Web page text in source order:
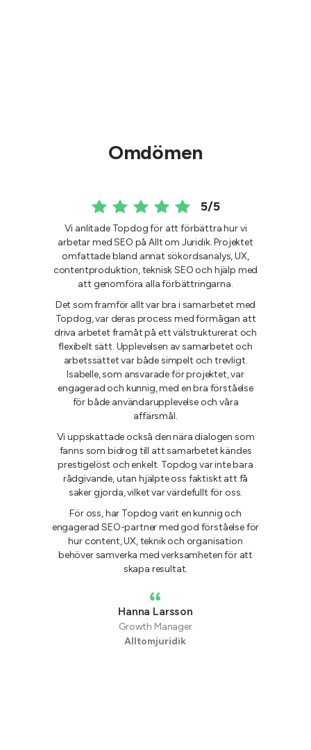
Omdömen
5/5
Vi anlitade Topdog för att förbättra hur vi
arbetar med SEO på Allt om Juridik. Projektet
omfattade bland annat sökordsanalys, UX,
contentproduktion, teknisk SEO och hjälp med
att genomföra alla förbättringarna.
Det som framför allt var bra i samarbetet med
Topdog, var deras process med förmågan att
driva arbetet framåt på ett välstrukturerat och
flexibelt sätt. Upplevelsen av samarbetet och
arbetssättet var både simpelt och trevligt.
Isabelle, som ansvarade för projektet, var
engagerad och kunnig, med en bra förståelse
för både användarupplevelse och våra
affärsmål.
Vi uppskattade också den nära dialogen som
fanns som bidrog till att samarbetet kändes
prestigelöst och enkelt. Topdog var inte bara
rådgivande, utan hjälpte oss faktiskt att få
saker gjorda, vilket var värdefullt för oss.
För oss, har Topdog varit en kunnig och
engagerad SEO-partner med god förståelse för
hur content, UX, teknik och organisation
behöver samverka med verksamheten för att
skapa resultat.
Hanna Larsson
Growth Manager
Alltomjuridik